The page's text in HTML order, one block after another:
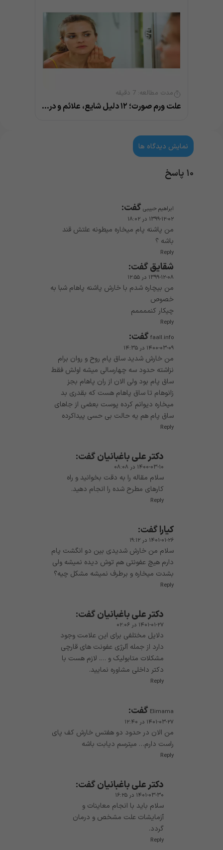
مدت مطالعه: 7 دقیقه
علت ورم صورت؛ ۱۲ دلیل شایع، علائم و درمان
نمایش دیدگاه ها
۱۰ پاسخ
ابراهیم حبیبی گفت:
۱۳۹۹-۱۲-۰۲ در ۱۸:۰۲
من پاشنه پام میخاره میطونه علتش قند
باشه ؟
Reply
شقايقگفت:
۱۳۹۹-۱۲-۰۸ در ۱۲:۵۵
من بیچاره شدم با خارش پاشنه پاهام شبا به
خصوص
چیکار کنممممم
Reply
faall.info گفت:
۱۴۰۰-۰۳-۰۹ در ۱۴:۳۵
من خارش شدید ساق پام روح و روان برام
نزاشته حدود سه چهارسالی میشه اولش فقط
ساق پام بود ولی الان از ران پاهام بجز
زانوهام تا ساق پاهام هست که بقدری بد
میخاره دیوانم کرده پوست بعضی از جاهای
ساق پام هم یه حالت بی حسی پیداکرده
Reply
دکتر علی باغبانیانگفت:
۱۴۰۰-۰۳-۱۰ در ۰۸:۰۸
سلام مقاله را به دقت بخوانید و راه
کارهای مطرح شده را انجام دهید.
Reply
کیاراگفت:
۱۴۰۱-۰۱-۲۶ در ۱۹:۱۲
سلام من خارش شدیدی بین دو انگشت پام
دارم هیچ عفونتی هم توش دیده نمیشه ولی
بشدت میخاره و برطرف نمیشه مشکل چیه؟
Reply
دکتر علی باغبانیانگفت:
۱۴۰۱-۰۱-۲۷ در ۰۲:۰۶
دلایل مختلفی برای این علامت وجود
دارد از جمله آلرژی عفونت های قارچی
مشکلات متابولیک و …. لازم هست با
دکتر داخلی مشاوره نمایید.
Reply
Elimama گفت:
۱۴۰۱-۰۳-۲۷ در ۱۲:۴۰
من الان در حدود دو هفتس خارش کف پای
راست دارم… میترسم دیابت باشه
Reply
دکتر علی باغبانیانگفت:
۱۴۰۱-۰۳-۳۰ در ۱۶:۲۵
سلام باید با انجام معاینات و
آزمایشات علت مشخص و درمان
گردد.
Reply